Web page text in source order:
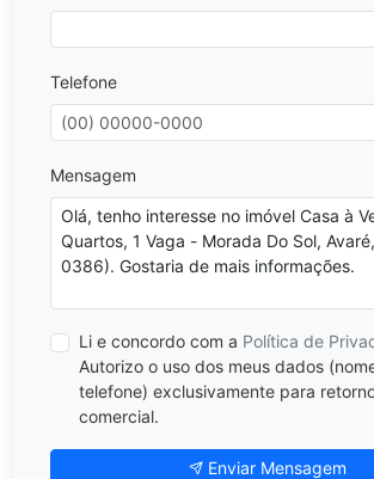
Telefone
Mensagem
Li e concordo com a Política de
Autorizo o uso dos meus dados
telefone) exclusivamente para
comercial.
Enviar Mensagem